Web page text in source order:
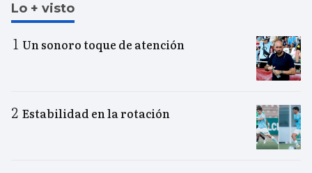
Lo + visto
Un sonoro toque de atención
Estabilidad en la rotación